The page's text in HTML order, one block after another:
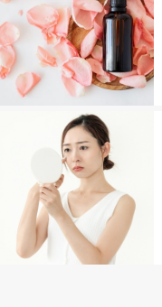
結婚相談所
あるある
ドキドキ
仕事とキャリア
特集